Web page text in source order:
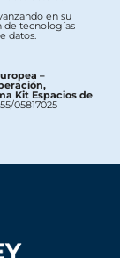
en su
de tecnologías
datos.
–
Kit Espacios de
05817025